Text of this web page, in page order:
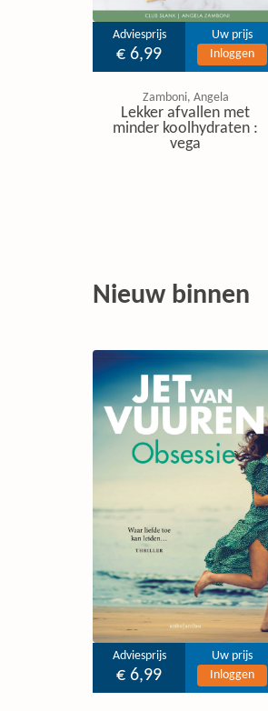
Adviesprijs
€ 6,99
Uw prijs
Inloggen
Zamboni, Angela
Lekker afvallen met
minder koolhydraten :
vega
Nieuw binnen
Adviesprijs
€ 6,99
Uw prijs
Inloggen